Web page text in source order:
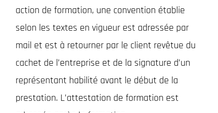
action de formation, une convention établie
selon les textes en vigueur est adressée par
mail et est à retourner par le client revêtue du
cachet de l’entreprise et de la signature d’un
représentant habilité avant le début de la
prestation. L’attestation de formation est